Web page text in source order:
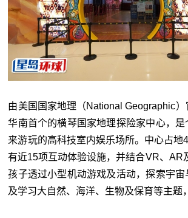
由美国国家地理（National Geographic
华南首个的横琴国家地理探险家中心，
来游玩的高科技室内娱乐场所。中心占地
有近15项互动体验设施，并结合VR、AR
孩子透过小型机动游戏及活动，探索宇
及学习大自然、海洋、生物及保育等主题